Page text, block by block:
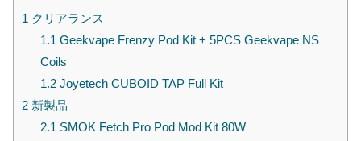
1 クリアランス
1.1 Geekvape Frenzy Pod Kit + 5PCS Geekvape NS
Coils
1.2Joyetech CUBOID TAP Full Kit
2 新製品
2.1 SMOK Fetch Pro Pod Mod Kit 80W